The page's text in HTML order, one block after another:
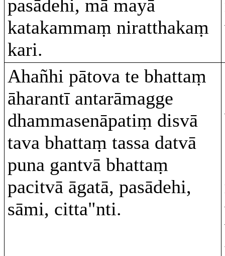
pasādehi, mā mayā
katakammaṃ niratthakaṃ
kari.
Ahañhi pātova te bhattaṃ
āharantī antarāmagge
dhammasenāpatiṃ disvā
tava bhattaṃ tassa datvā
puna gantvā bhattaṃ
pacitvā āgatā, pasādehi,
sāmi, citta"nti.